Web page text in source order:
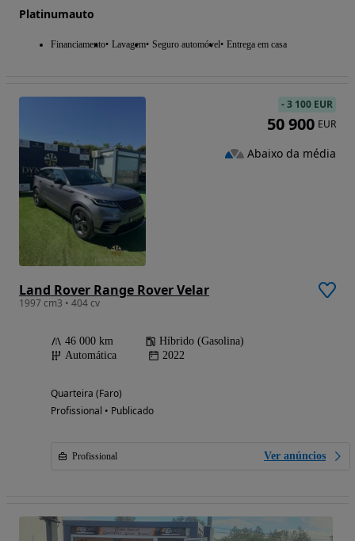
Platinumauto
Financiamento Lavagem Seguro automóvel Entrega em casa
Land Rover Range Rover Velar
1997 cm3 • 404 cv
46 000 km
Híbrido (Gasolina)
Automática
2022
Quarteira (Faro)
Profissional • Publicado
Profissional Ver anúncios
-3 100 EUR
50 900 EUR
Abaixo da média